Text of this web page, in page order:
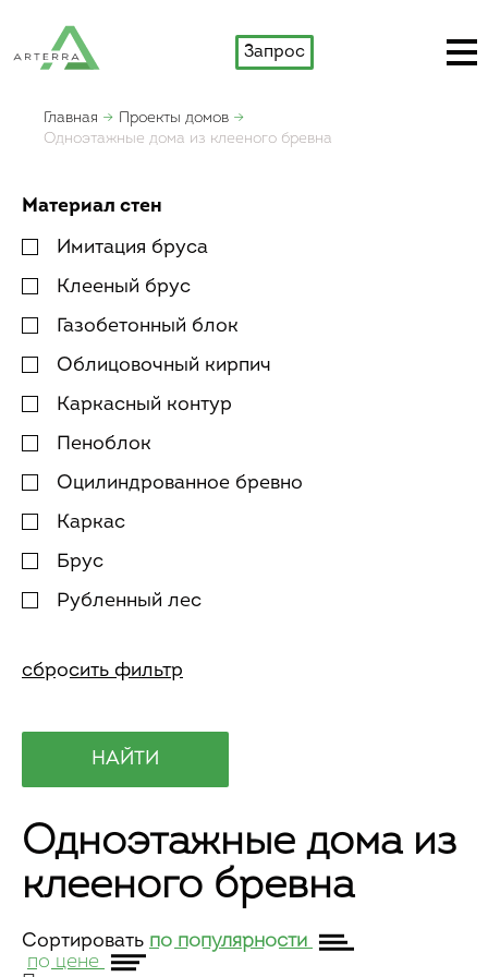
Запрос
Главная
Проекты домов
Одноэтажные дома из клееного бревна
Материал стен
Имитация бруса
Клееный брус
Газобетонный блок
Облицовочный кирпич
Каркасный контур
Пеноблок
Оцилиндрованное бревно
Каркас
Брус
Рубленный лес
Одноэтажные дома из
клееного бревна
Сортировать по популярности
по цене